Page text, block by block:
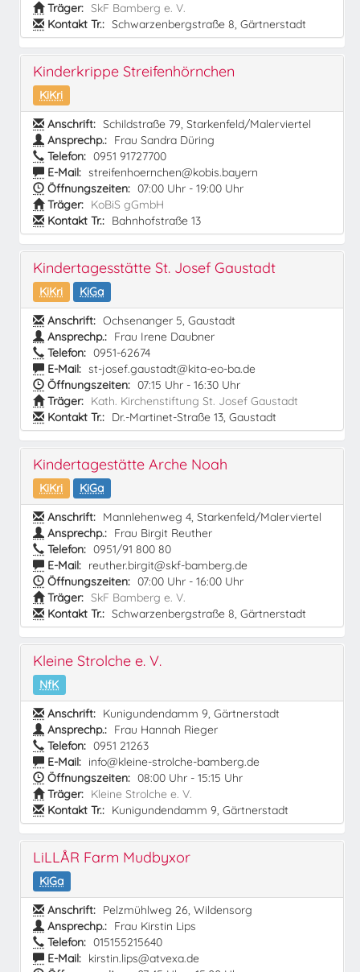
Träger: SkF Bamberg e. V.
Kontakt Tr.: Schwarzenbergstraße 8, Gärtnerstadt
Kinderkrippe Streifenhörnchen
KiKri
Anschrift: Schildstraße 79, Starkenfeld/Malerviertel
Ansprechp.: Frau Sandra Düring
Telefon: 0951 91727700
E-Mail: streifenhoernchen@kobis.bayern
Öffnungszeiten: 07:00 Uhr - 19:00 Uhr
Träger: KoBiS gGmbH
Kontakt Tr.: Bahnhofstraße 13
Kindertagesstätte St. Josef Gaustadt
KiKri
KiGa
Anschrift: Ochsenanger 5, Gaustadt
Ansprechp.: Frau Irene Daubner
Telefon: 0951-62674
E-Mail: st-josef.gaustadt@kita-eo-ba.de
Öffnungszeiten: 07:15 Uhr - 16:30 Uhr
Träger: Kath. Kirchenstiftung St. Josef Gaustadt
Kontakt Tr.: Dr.-Martinet-Straße 13, Gaustadt
Kindertagestätte Arche Noah
KiKri
KiGa
Anschrift: Mannlehenweg 4, Starkenfeld/Malerviertel
Ansprechp.: Frau Birgit Reuther
Telefon: 0951/91 800 80
E-Mail: reuther.birgit@skf-bamberg.de
Öffnungszeiten: 07:00 Uhr - 16:00 Uhr
Träger: SkF Bamberg e. V.
Kontakt Tr.: Schwarzenbergstraße 8, Gärtnerstadt
Kleine Strolche e. V.
NfK
Anschrift: Kunigundendamm 9, Gärtnerstadt
Ansprechp.: Frau Hannah Rieger
Telefon: 0951 21263
E-Mail: info@kleine-strolche-bamberg.de
Öffnungszeiten: 08:00 Uhr - 15:15 Uhr
Träger: Kleine Strolche e. V.
Kontakt Tr.: Kunigundendamm 9, Gärtnerstadt
LiLLÅR Farm Mudbyxor
KiGa
Anschrift: Pelzmühlweg 26, Wildensorg
Ansprechp.: Frau Kirstin Lips
Telefon: 015155215640
E-Mail: kirstin.lips@atvexa.de